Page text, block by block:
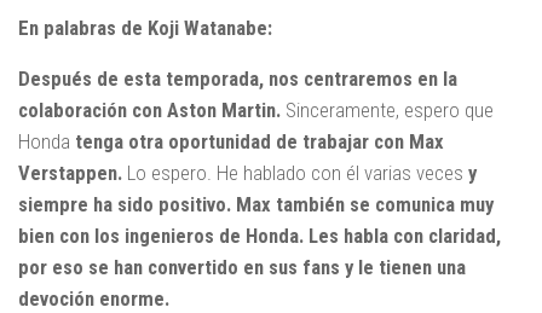
En palabras de Koji Watanabe:
Después de esta temporada, nos centraremos en la
colaboración con Aston Martin. Sinceramente, espero que
Honda tenga otra oportunidad de trabajar con Max
Verstappen. Lo espero. He hablado con él varias veces y
siempre ha sido positivo. Max también se comunica muy
bien con los ingenieros de Honda. Les habla con claridad,
por eso se han convertido en sus fans y le tienen una
devoción enorme.